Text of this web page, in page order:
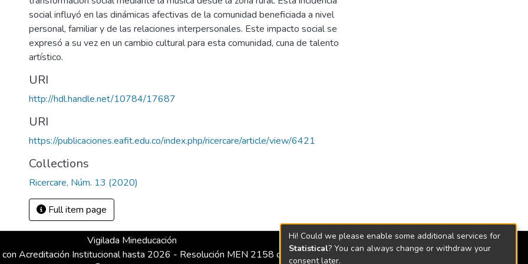
social influyó en las dinámicas afectivas de la comunidad beneficiada a nivel
personal, familiar y de las relaciones interpersonales. Este impacto social se
expresó a su vez en un cambio cultural para esta comunidad, cuna de talento
artístico.
URI
http://hdl.handle.net/10784/17687
URI
https://publicaciones.eafit.edu.co/index.php/ricercare/article/view/6421
Collections
Ricercare, Núm. 13 (2020)
Full item page
Vigilada Mineducación
con Acreditación Institucional hasta 2026 - Resolución MEN 2158 de 2018
Hi! Could we please enable some additional services for
Statistical? You can always change or withdraw your
consent later.